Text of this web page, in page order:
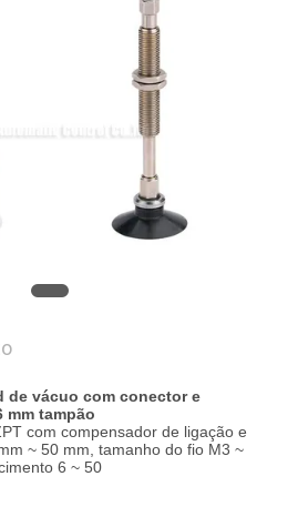
de vácuo com conector e
mm tampão
com compensador de ligação e
~ 50 mm, tamanho do fio M3 ~
6 ~ 50